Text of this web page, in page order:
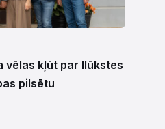
vēlas kļūt par Ilūkstes
pilsētu